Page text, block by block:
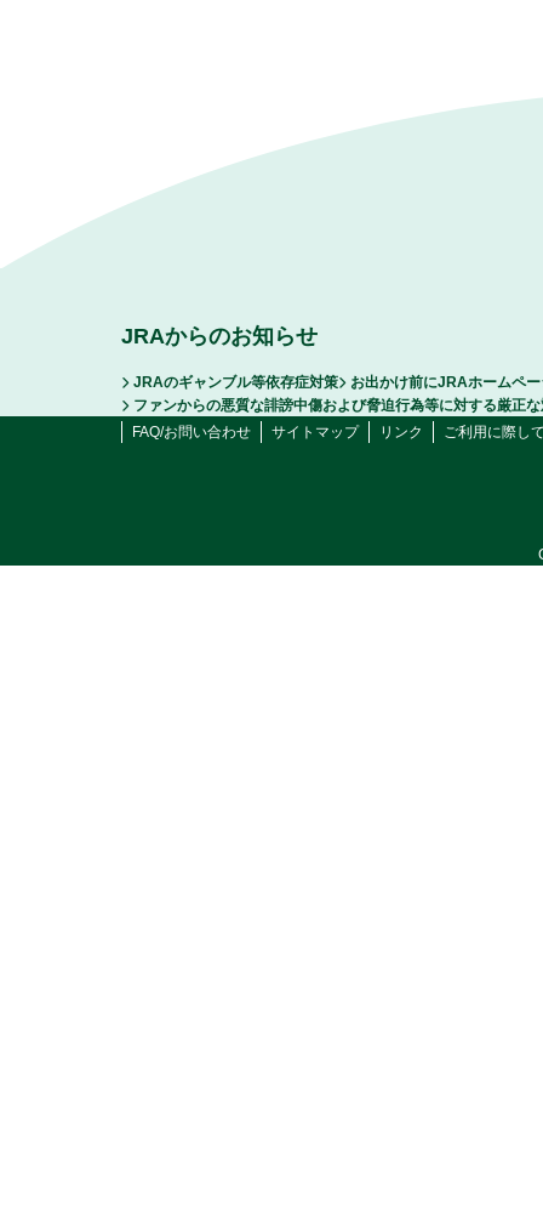
JRAからのお知らせ
JRAのギャンブル等依存症対策
お出かけ前にJRAホームペ
ファンからの悪質な誹謗中傷および脅迫行為等に対する厳正
FAQ/お問い合わせ
サイトマップ リンク ご利用に際し